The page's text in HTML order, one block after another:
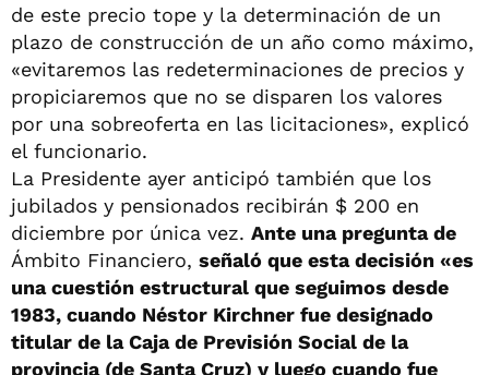
de este precio tope y la determinación de un
plazo de construcción de un año como máximo,
«evitaremos las redeterminaciones de precios y
propiciaremos que no se disparen los valores
por una sobreoferta en las licitaciones», explicó
el funcionario.
La Presidente ayer anticipó también que los
jubilados y pensionados recibirán $ 200 en
diciembre por única vez. Ante una pregunta de
Ámbito Financiero, señaló que esta decisión «es
una cuestión estructural que seguimos desde
1983, cuando Néstor Kirchner fue designado
titular de la Caja de Previsión Social de la
provincia (de Santa Cruz) y luego cuando fue